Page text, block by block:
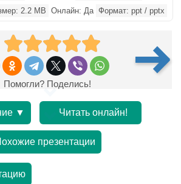
2.2 MB Онлайн: Да Формат: ppt / pptx
Помогли? Поделись!
▼ Читать онлайн!
презентации